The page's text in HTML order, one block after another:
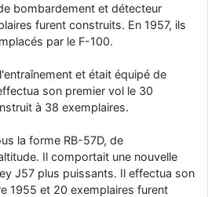
bombardement et détecteur
furent construits. En 1957, ils
par le F-100.
et était équipé de
son premier vol le 30
à 38 exemplaires.
la forme RB-57D, de
Il comportait une nouvelle
J57 plus puissants. Il effectua son
1955 et 20 exemplaires furent